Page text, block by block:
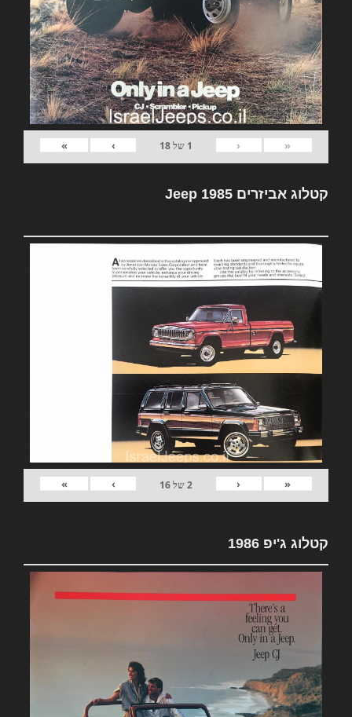
«
‹
1 של18
›
»
קטלוג אביזרים Jeep 1985
«
‹
2של16
›
»
קטלוג ג'יפ 1986